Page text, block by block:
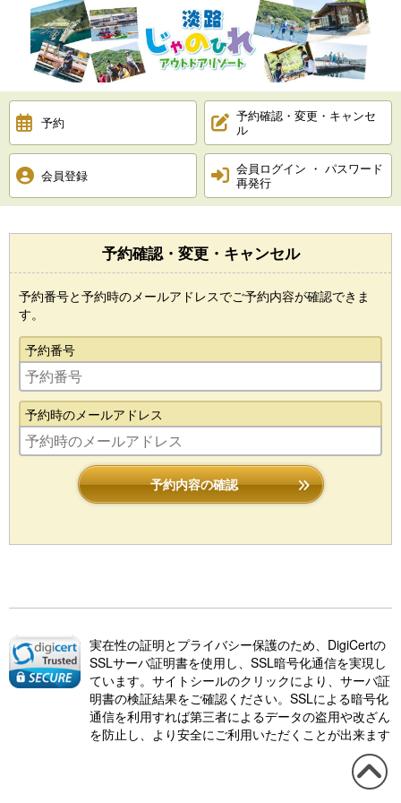
予約
予約確認・変更・キャンセ
ル
会員登録
会員ログイン ・ パスワード
再発行
予約確認・変更・キャンセル
予約番号と予約時のメールアドレスでご予約内容が確認できま
す。
予約番号
予約時のメールアドレス
予約内容の確認
実在性の証明とプライバシー保護のため、DigiCertの
SSLサーバ証明書を使用し、SSL暗号化通信を実現し
ています。サイトシールのクリックにより、サーバ証
明書の検証結果をご確認ください。SSLによる暗号化
通信を利用すれば第三者によるデータの盗用や改ざん
を防止し、より安全にご利用いただくことが出来ます